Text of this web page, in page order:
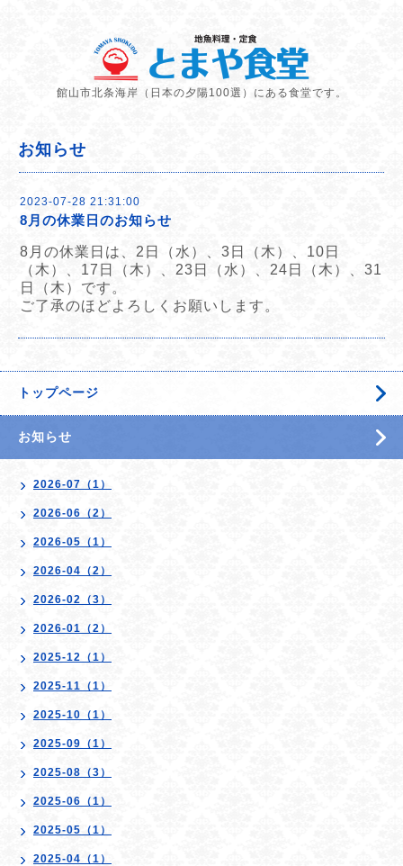
館山市北条海岸（日本の夕陽100選）にある食堂です。
お知らせ
2023-07-28 21:31:00
8月の休業日のお知らせ
8月の休業日は、2日（水）、3日（木）、10日
（木）、17日（木）、23日（水）、24日（木）、31
日（木）です。
ご了承のほどよろしくお願いします。
トップページ
お知らせ
2026-07（1）
2026-06（2）
2026-05（1）
2026-04（2）
2026-02（3）
2026-01（2）
2025-12（1）
2025-11（1）
2025-10（1）
2025-09（1）
2025-08（3）
2025-06（1）
2025-05（1）
2025-04（1）